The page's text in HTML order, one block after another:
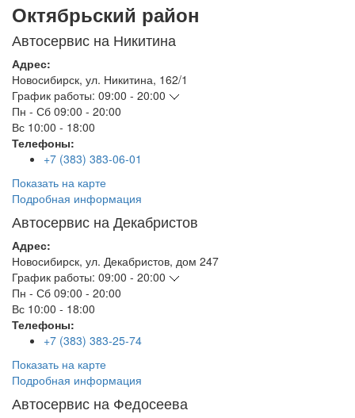
Октябрьский район
Автосервис на Никитина
Адрес:
Новосибирск, ул. Никитина, 162/1
График работы: 09:00 - 20:00
Пн - Сб 09:00 - 20:00
Вс 10:00 - 18:00
Телефоны:
+7 (383) 383-06-01
Показать на карте
Подробная информация
Автосервис на Декабристов
Адрес:
Новосибирск, ул. Декабристов, дом 247
График работы: 09:00 - 20:00
Пн - Сб 09:00 - 20:00
Вс 10:00 - 18:00
Телефоны:
+7 (383) 383-25-74
Показать на карте
Подробная информация
Автосервис на Федосеева